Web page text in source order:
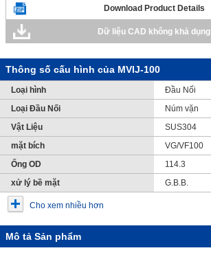
Download Product Details
Dữ liệu CAD không khả dụng
Thông số cấu hình của MVIJ-100
Loại hình
Đầu Nối
Loại Đầu Nối
Núm vặn
Vật Liệu
SUS304
mặt bích
VG/VF100
Ống OD
114.3
xử lý bề mặt
G.B.B.
Cho xem nhiều hơn
Mô tả Sản phẩm